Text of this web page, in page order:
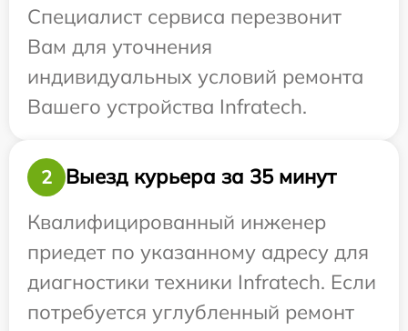
Специалист сервиса перезвонит
Вам для уточнения
индивидуальных условий ремонта
Вашего устройства Infratech.
2
Выезд курьера за 35 минут
Квалифицированный инженер
приедет по указанному адресу для
диагностики техники Infratech. Если
потребуется углубленный ремонт